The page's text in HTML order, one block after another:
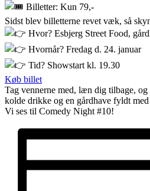
Billetter: Kun 79,-
Sidst blev billetterne revet væk, så
Hvor? Esbjerg Street Food,
Hvornår? Fredag d. 24. januar
Tid? Showstart kl. 19.30
Køb billet
Tag vennerne med, læn dig tilbage,
kolde drikke og en gårdhave fyldt
Vi ses til Comedy Night #10!